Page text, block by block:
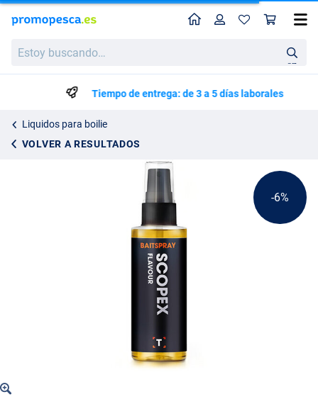
buscando…
en
Perfil
Tiempo de entrega: de 3 a 5 días laborales
Liquidos para boilie
VOLVER A RESULTADOS
Tijgernotenkopen Scopex Spray de Cebo (50 ml)
7.99
-6%